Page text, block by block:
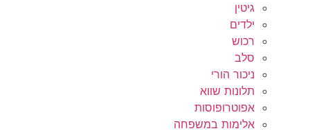
גיטין
ילדים
רכוש
סלב
ניכור הורי
תלונות שווא
אפוטרופוסות
אלימות במשפחה